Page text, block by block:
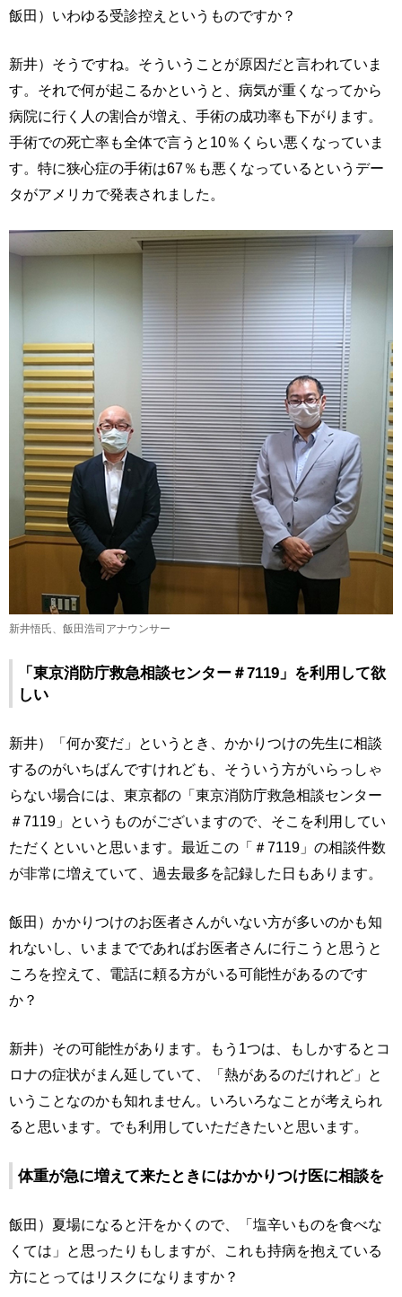
飯田）いわゆる受診控えというものですか？
新井）そうですね。そういうことが原因だと言われていま
す。それで何が起こるかというと、病気が重くなってから
病院に行く人の割合が増え、手術の成功率も下がります。
手術での死亡率も全体で言うと10％くらい悪くなっていま
す。特に狭心症の手術は67％も悪くなっているというデー
タがアメリカで発表されました。
新井悟氏、飯田浩司アナウンサー
「東京消防庁救急相談センター＃7119」を利用して欲
しい
新井）「何か変だ」というとき、かかりつけの先生に相談
するのがいちばんですけれども、そういう方がいらっしゃ
らない場合には、東京都の「東京消防庁救急相談センター
＃7119」というものがございますので、そこを利用してい
ただくといいと思います。最近この「＃7119」の相談件数
が非常に増えていて、過去最多を記録した日もあります。
飯田）かかりつけのお医者さんがいない方が多いのかも知
れないし、いままでであればお医者さんに行こうと思うと
ころを控えて、電話に頼る方がいる可能性があるのです
か？
新井）その可能性があります。もう1つは、もしかするとコ
ロナの症状がまん延していて、「熱があるのだけれど」と
いうことなのかも知れません。いろいろなことが考えられ
ると思います。でも利用していただきたいと思います。
体重が急に増えて来たときにはかかりつけ医に相談を
飯田）夏場になると汗をかくので、「塩辛いものを食べな
くては」と思ったりもしますが、これも持病を抱えている
方にとってはリスクになりますか？